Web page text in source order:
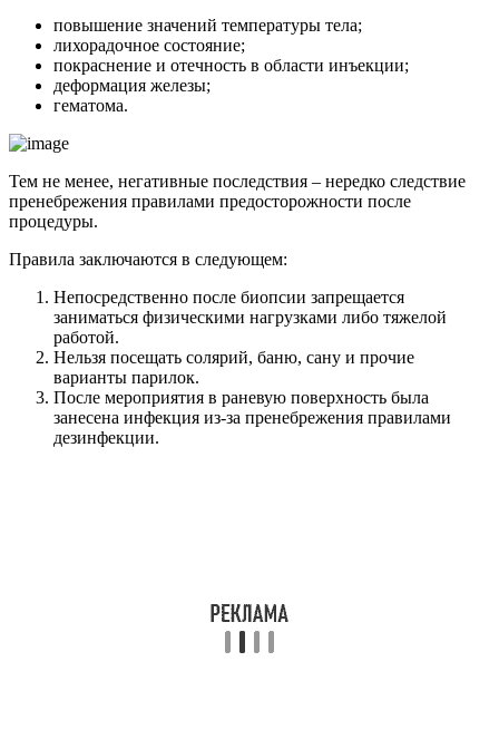
повышение значений температуры тела;
лихорадочное состояние;
покраснение и отечность в области инъекции;
деформация железы;
гематома.
Тем не менее, негативные последствия – нередко следствие
пренебрежения правилами предосторожности после
процедуры.
Правила заключаются в следующем:
Непосредственно после биопсии запрещается
заниматься физическими нагрузками либо тяжелой
работой.
Нельзя посещать солярий, баню, сану и прочие
варианты парилок.
После мероприятия в раневую поверхность была
занесена инфекция из-за пренебрежения правилами
дезинфекции.